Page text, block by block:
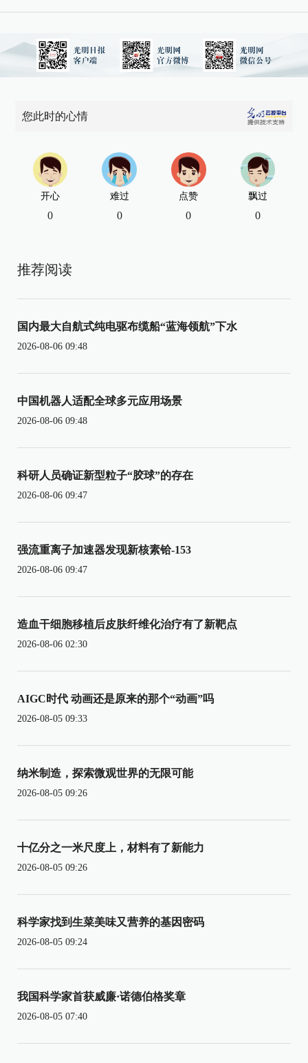
您此时的心情
开心
0
难过
0
点赞
0
飘过
0
推荐阅读
国内最大自航式纯电驱布缆船“蓝海领航”下水
2026-08-06 09:48
中国机器人适配全球多元应用场景
2026-08-06 09:48
科研人员确证新型粒子“胶球”的存在
2026-08-06 09:47
强流重离子加速器发现新核素铪-153
2026-08-06 09:47
造血干细胞移植后皮肤纤维化治疗有了新靶点
2026-08-06 02:30
AIGC时代 动画还是原来的那个“动画”吗
2026-08-05 09:33
纳米制造，探索微观世界的无限可能
2026-08-05 09:26
十亿分之一米尺度上，材料有了新能力
2026-08-05 09:26
科学家找到生菜美味又营养的基因密码
2026-08-05 09:24
我国科学家首获威廉·诺德伯格奖章
2026-08-05 07:40